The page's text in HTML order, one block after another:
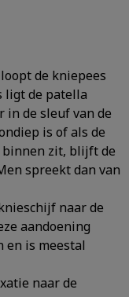
de kniepees
ligt de patella
in de sleuf van de
is of als de
binnen zit, blijft de
spreekt dan van
naar de
aandoening
en is meestal
naar de